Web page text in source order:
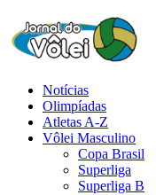
Notícias
Olimpíadas
Atletas A-Z
Vôlei Masculino
Copa Brasil
Superliga
Superliga B